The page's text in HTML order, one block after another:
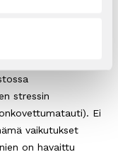
stressin
Ei
vaikutukset
on havaittu